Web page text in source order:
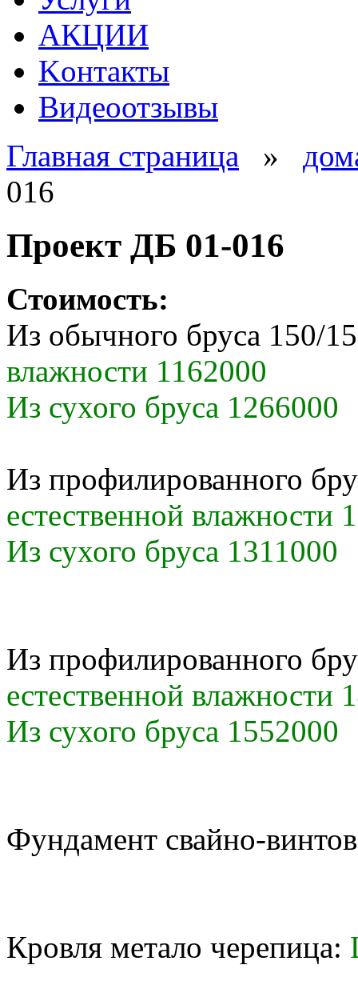
АКЦИИ
Kонтакты
Видеоотзывы
Главная страница »
016
Проект ДБ 01-016
Стоимость:
Из обычного бруса 150/
влажности 1162000
Из сухого бруса 1266000
Из профилированного
естественной влажности
Из сухого бруса 1311000
Из профилированного
естественной влажности
Из сухого бруса 1552000
Фундамент свайно-
Кровля метало черепица: